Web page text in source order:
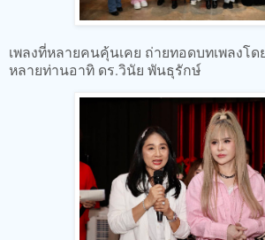
เพลงที่หลายคนคุ้นเคย ถ่ายทอดบทเพลงโด
หลายท่านอาทิ ดร.วินัย พันธุรักษ์